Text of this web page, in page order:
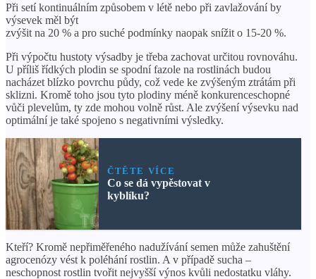
Při setí kontinuálním způsobem v létě nebo při zavlažování by
výsevek měl být
zvýšit na 20 % a pro suché podmínky naopak snížit o 15-20 %.
Při výpočtu hustoty výsadby je třeba zachovat určitou rovnováhu.
U příliš řídkých plodin se spodní fazole na rostlinách budou
nacházet blízko povrchu půdy, což vede ke zvýšeným ztrátám při
sklizni. Kromě toho jsou tyto plodiny méně konkurenceschopné
vůči plevelům, ty zde mohou volně růst. Ale zvýšení výsevku nad
optimální je také spojeno s negativními výsledky.
ČTĚTE VÍCE
Co se dá vypěstovat v
kyblíku?
Kteří? Kromě nepřiměřeného nadužívání semen může zahuštění
agrocenózy vést k poléhání rostlin. A v případě sucha –
neschopnost rostlin tvořit nejvyšší výnos kvůli nedostatku vláhy.